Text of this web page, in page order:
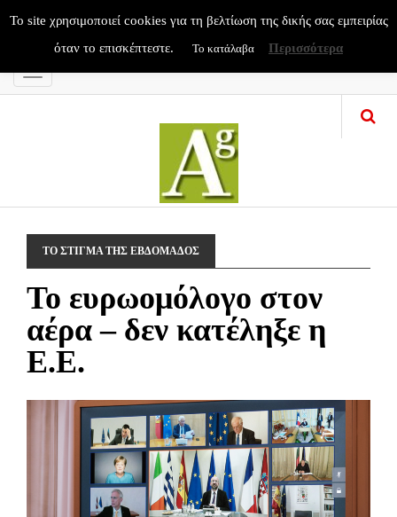
Menu
ΤΟ ΣΤΙΓΜΑ ΤΗΣ ΕΒΔΟΜΑΔΟΣ
Το ευρωομόλογο στον
αέρα – δεν κατέληξε η
Ε.Ε.
To site χρησιμοποιεί cookies για τη βελτίωση της δικής σας εμπειρίας
όταν το επισκέπτεστε.
Το κατάλαβα Περισσότερα